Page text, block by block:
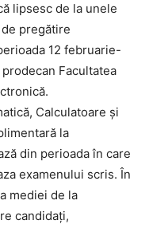
lipsesc de la unele
pregătire
12 februarie-
prodecan Facultatea
Calculatoare şi
la
din perioada în care
examenului scris. În
mediei de la
candidaţi,